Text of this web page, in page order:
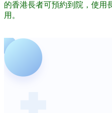
的香港長者可預約到院，使用
用。